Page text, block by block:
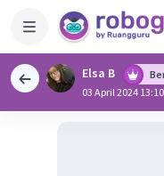
Elsa B
03 April 2024 13:10